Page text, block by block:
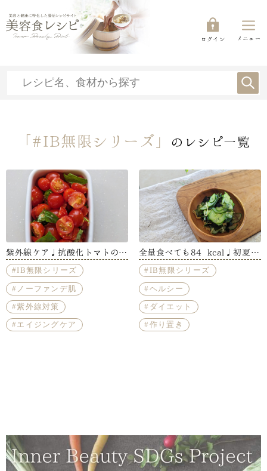
ログイン メニュー
「#IB無限シリーズ」 のレシピ一覧
紫外線ケア♩抗酸化トマトのバ
ジル和え
IB無限シリーズ
ノーファンデ肌
紫外線対策
エイジングケア
全量食べても84 kcal♩初夏の
無限ダイエットおやつ【木下あ
おい講師】
IB無限シリーズ
ヘルシー
ダイエット
作り置き